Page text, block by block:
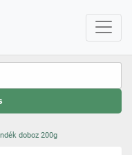
doboz 200g